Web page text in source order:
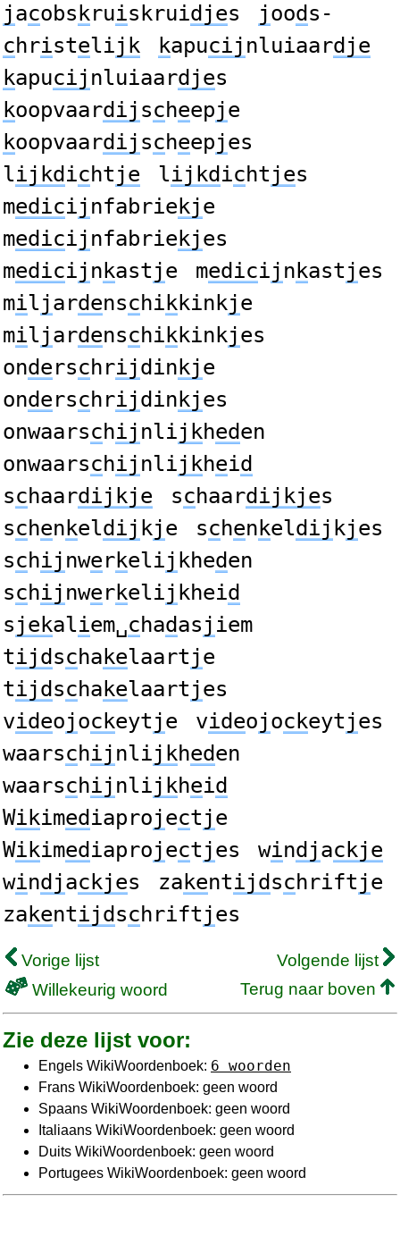
jacobs kruiskruidjes jood s-
christelijk kapucij nluiaardje
kapucij nluiaardjes
koopvaardij scheepje
koopvaardij scheepjes
lijkd ichtje lijkd ichtjes
medicij nfabrie kje
medicij nfabrie kjes
medicij n kastje medicij n kastjes
miljardenschi kkinkje
miljardenschi kkinkjes
onderschrijdin kje
onderschrijdin kjes
onwaarschij nlijkheden
onwaarschij nlijkheid
schaardijkje schaardijkjes
schen keldij kje schen keldij kjes
schij nwerkelij kheden
schij nwerkelij kheid
sjekaliem␣chadasj iem
tijd scha kelaartje
tijd scha kelaartjes
videojockeytje videojockeytjes
waarschij nlijkheden
waarschij nlijkheid
Wikimed iaprojectje
Wikimed iaprojectjes windjackje
windjackjes za kentijd schriftje
za kentijd schriftjes
Vorige lijst
Volgende lijst
Willekeurig woord
Terug naar boven
Zie deze lijst voor:
Engels WikiWoordenboek: 6 woorden
Frans WikiWoordenboek: geen woord
Spaans WikiWoordenboek: geen woord
Italiaans WikiWoordenboek: geen woord
Duits WikiWoordenboek: geen woord
Portugees WikiWoordenboek: geen woord